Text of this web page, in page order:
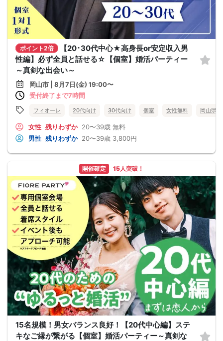
ポイント2倍
【20･30代中心★高身長or安定収入男
性編】必ず全員と話せる☆【個室】婚活パーティー
～真剣な出会い～
岡山市 | 8月7日(金) 19:00〜
受付終了まで7時間
フィオーレ 20代向け 30代向け 個室 女性無料 岡山県
女性 残りわずか 20〜39歳 無料
男性 残りわずか 20〜39歳 3,800円
開催確定 15人突破！
15名規模！男女バランス良好！【20代中心編】ステ
キなご縁が繋がる【個室】婚活パーティー～真剣な